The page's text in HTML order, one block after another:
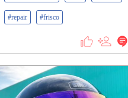
#repair #frisco